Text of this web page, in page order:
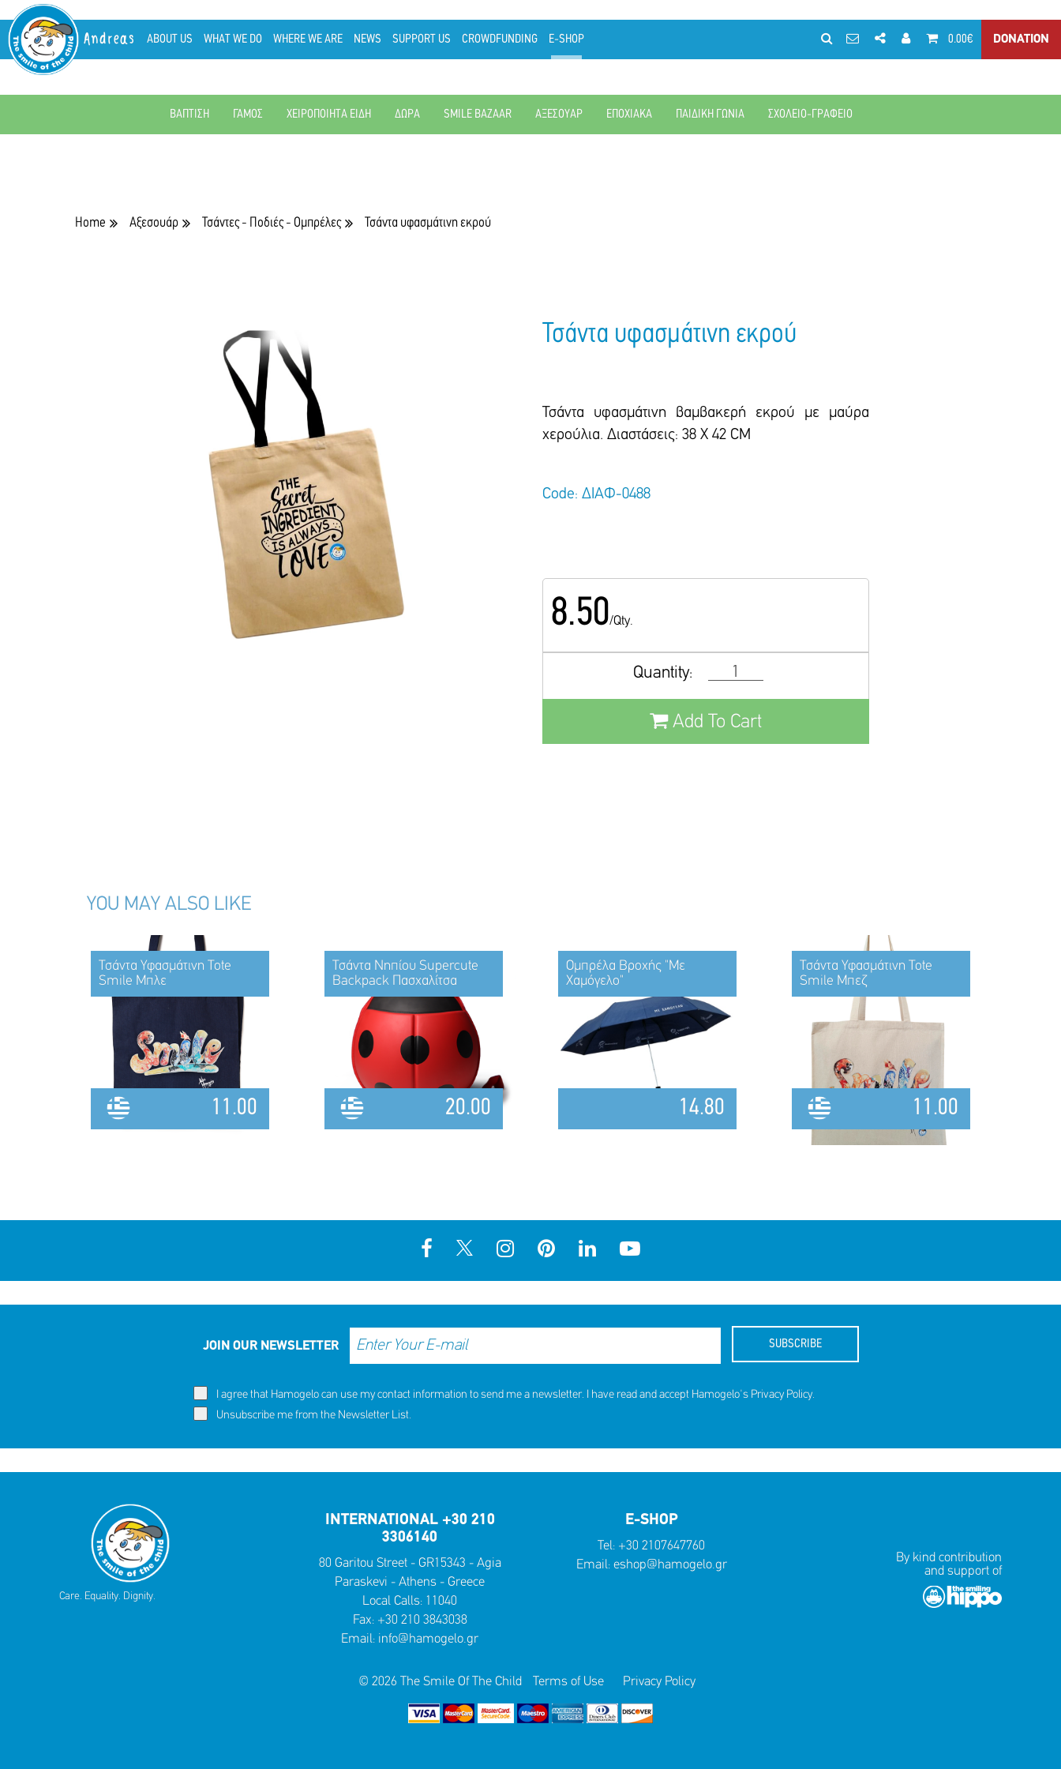
Andreas ABOUT US WHAT WE DO WHERE WE ARE NEWS SUPPORT US CROWDFUNDING E-SHOP 0.00€ DONATION
ΒΑΠΤΙΣΗ ΓΑΜΟΣ ΧΕΙΡΟΠΟΙΗΤΑ ΕΙΔΗ ΔΩΡΑ SMILE BAZAAR ΑΞΕΣΟΥΑΡ ΕΠΟΧΙΑΚΑ ΠΑΙΔΙΚΗ ΓΩΝΙΑ ΣΧΟΛΕΙΟ-ΓΡΑΦΕΙΟ
Home Αξεσουάρ Τσάντες - Ποδιές - Ομπρέλες Τσάντα υφασμάτινη εκρού
Τσάντα υφασμάτινη εκρού
Τσάντα υφασμάτινη βαμβακερή εκρού με μαύρα
χερούλια. Διαστάσεις: 38 X 42 CM
Code: ΔΙΑΦ-0488
8.50/Qty.
Quantity:
Add To Cart
YOU MAY ALSO LIKE
Τσάντα Υφασμάτινη Tote
Smile Μπλε
11.00
Τσάντα Νηπίου Supercute
Backpack Πασχαλίτσα
20.00
Ομπρέλα Βροχής "Με
Χαμόγελο"
14.80
Τσάντα Υφασμάτινη Tote
Smile Μπεζ
11.00
JOIN OUR NEWSLETTER SUBSCRIBE
I agree that Hamogelo can use my contact information to send me a newsletter. I have read and accept Hamogelo's Privacy Policy.
Unsubscribe me from the Newsletter List.
Care. Equality. Dignity.
INTERNATIONAL +30 210
3306140
80 Garitou Street - GR15343 - Agia
Paraskevi - Athens - Greece
Local Calls: 11040
Fax: +30 210 3843038
Email: info@hamogelo.gr
E-SHOP
Tel: +30 2107647760
Email: eshop@hamogelo.gr
By kind contribution
and support of
© 2026 The Smile Of The Child Terms of Use Privacy Policy